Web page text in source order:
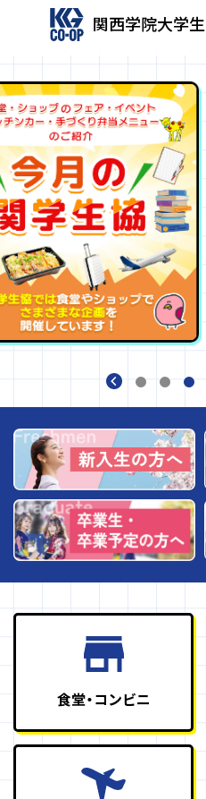
関西学院大学
食堂・コンビニ